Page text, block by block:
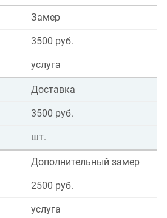
Замер
3500 руб.
услуга
Доставка
3500 руб.
шт.
Дополнительный замер
2500 руб.
услуга